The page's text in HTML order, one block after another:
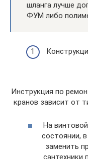
шланга лучше
ФУМ либо
Инструкция по
кранов зависит от
На
состоянии,
заменить